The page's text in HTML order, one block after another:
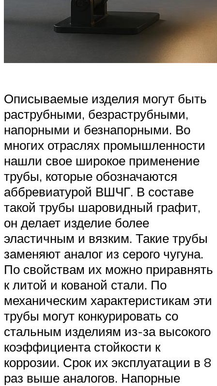
Описываемые изделия могут быть
раструбными, безраструбными,
напорными и безнапорными. Во
многих отраслях промышленности
нашли свое широкое применение
трубы, которые обозначаются
аббревиатурой ВШЧГ. В составе
такой трубы шаровидный графит,
он делает изделие более
эластичным и вязким. Такие трубы
заменяют аналог из серого чугуна.
По свойствам их можно приравнять
к литой и кованой стали. По
механическим характеристикам эти
трубы могут конкурировать со
стальным изделиям из-за высокого
коэффициента стойкости к
коррозии. Срок их эксплуатации в 8
раз выше аналогов. Напорные